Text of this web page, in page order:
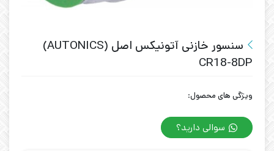
سنسور خازنی آتونیکس اصل (AUTONICS)
CR18-8DP
ویژگی های محصول:
سوالی دارید؟